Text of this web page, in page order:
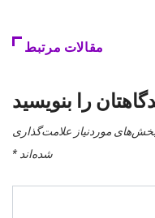
مقالات مرتبط
را بنویسید
موردنیاز علامت‌گذاری
شده‌اند*